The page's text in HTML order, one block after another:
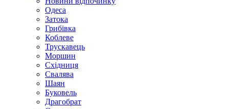
Одеса
Затока
Грибівка
Коблеве
Трускавець
Моршин
Східниця
Свалява
Шаян
Буковель
Драгобрат